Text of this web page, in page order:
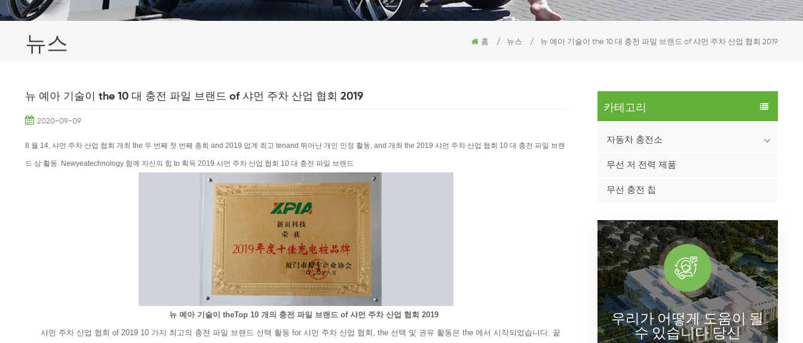
뉴스 홈 / 뉴스 / 뉴 예아 기술이 the 10 대 충전 파일 브랜드 of 샤먼 주차 산업 협회 2019
카테고리
자동차 충전소
무선 저 전력 제품
무선 충전 칩
우리가 어떻게 도움이 될
수 있습니다 당신
뉴 예아 기술이 the 10 대 충전 파일 브랜드 of 샤먼 주차 산업 협회 2019
2020-09-09
8 월 14, 샤먼 주차 산업 협회 개최 the 두 번째 첫 번째 총회 and 2019 업계 최고 tenand 뛰어난 개인 인정 활동, and 개최 the 2019 샤먼 주차 산업 협회 10 대 충전 파일 브랜
드 상 활동. Newyeatechnology 함께 자신의 힘 to 획득 2019 샤먼 주차 산업 협회 10 대 충전 파일 브랜드
뉴 예아 기술이 theTop 10 개의 충전 파일 브랜드 of 샤먼 주차 산업 협회 2019
샤먼 주차 산업 협회 of 2019 10 가지 최고의 충전 파일 브랜드 선택 활동 for 샤먼 주차 산업 협회, the 선택 및 권유 활동은 the 에서 시작되었습니다. 끝